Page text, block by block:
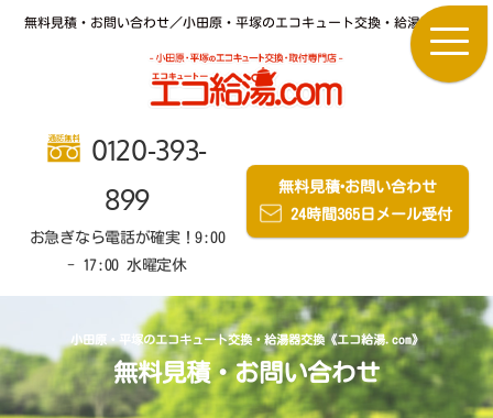
無料見積・お問い合わせ／小田原・平塚のエコキュート交換・給湯器交換《エ
0120-393-
899
お急ぎなら電話が確実！9:00
- 17:00 水曜定休
無料見積・お問い合わせ
24時間365日メール受付
小田原・平塚のエコキュート交換・給湯器交換《エコ給湯.com》
無料見積・お問い合わせ